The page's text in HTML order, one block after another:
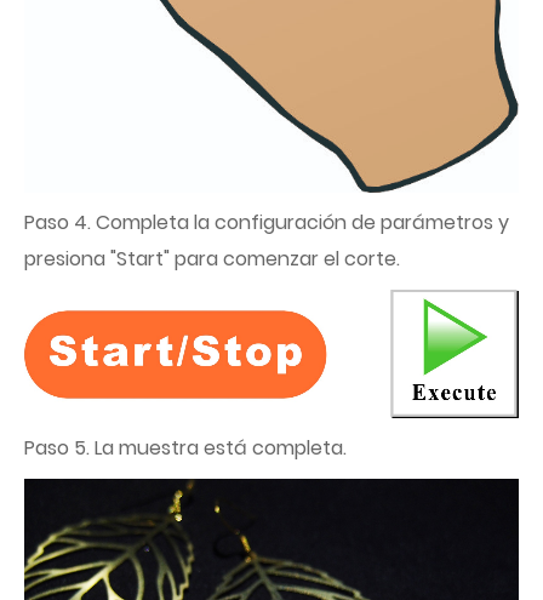
Paso 4. Completa la configuración de parámetros y
presiona "Start" para comenzar el corte.
Paso 5. La muestra está completa.